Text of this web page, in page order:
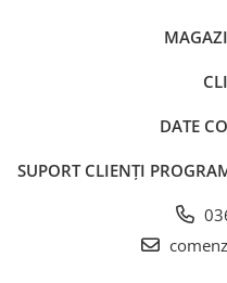
DATE
SUPORT CLIENȚI